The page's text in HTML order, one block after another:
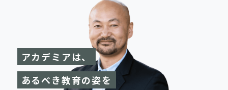
アカデミアは、
あるべき教育の姿を